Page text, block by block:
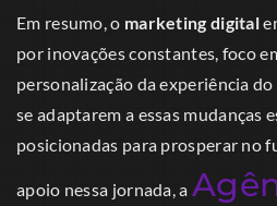
Em resumo, o marketing digital
por inovações constantes, foco
personalização da experiência
se adaptarem a essas mudanças
posicionadas para prosperar no
apoio nessa jornada, a